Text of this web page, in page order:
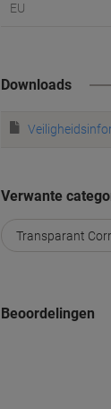
EU
Downloads
Verwante
Transparant
Beoordelingen